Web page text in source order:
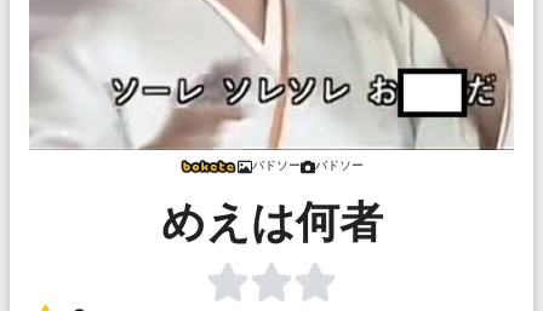
バドソー バドソー
めえは何者